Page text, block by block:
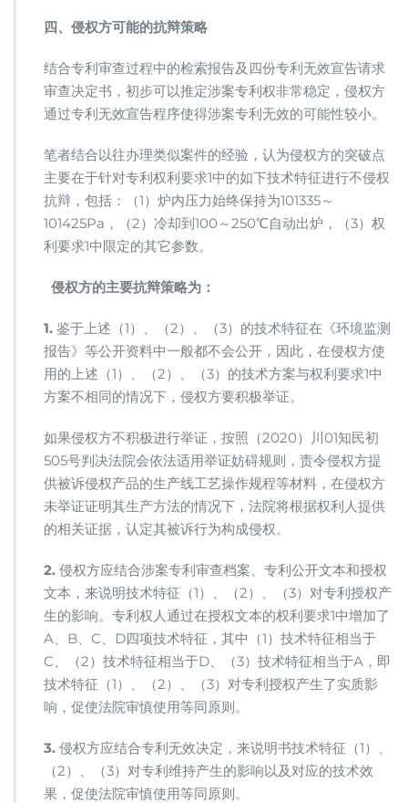
四、侵权方可能的抗辩策略
结合专利审查过程中的检索报告及四份专利无效宣告请求
审查决定书，初步可以推定涉案专利权非常稳定，侵权方
通过专利无效宣告程序使得涉案专利无效的可能性较小。
笔者结合以往办理类似案件的经验，认为侵权方的突破点
主要在于针对专利权利要求1中的如下技术特征进行不侵权
抗辩，包括：（1）炉内压力始终保持为101335～
101425Pa，（2）冷却到100～250℃自动出炉，（3）权
利要求1中限定的其它参数。
侵权方的主要抗辩策略为：
1. 鉴于上述（1）、（2）、（3）的技术特征在《环境监测
报告》等公开资料中一般都不会公开，因此，在侵权方使
用的上述（1）、（2）、（3）的技术方案与权利要求1中
方案不相同的情况下，侵权方要积极举证。
如果侵权方不积极进行举证，按照（2020）川01知民初
505号判决法院会依法适用举证妨碍规则，责令侵权方提
供被诉侵权产品的生产线工艺操作规程等材料，在侵权方
未举证证明其生产方法的情况下，法院将根据权利人提供
的相关证据，认定其被诉行为构成侵权。
2. 侵权方应结合涉案专利审查档案、专利公开文本和授权
文本，来说明技术特征（1）、（2）、（3）对专利授权产
生的影响。专利权人通过在授权文本的权利要求1中增加了
A、B、C、D四项技术特征，其中（1）技术特征相当于
C、（2）技术特征相当于D、（3）技术特征相当于A，即
技术特征（1）、（2）、（3）对专利授权产生了实质影
响，促使法院审慎使用等同原则。
3. 侵权方应结合专利无效决定，来说明书技术特征（1）、
（2）、（3）对专利维持产生的影响以及对应的技术效
果，促使法院审慎使用等同原则。